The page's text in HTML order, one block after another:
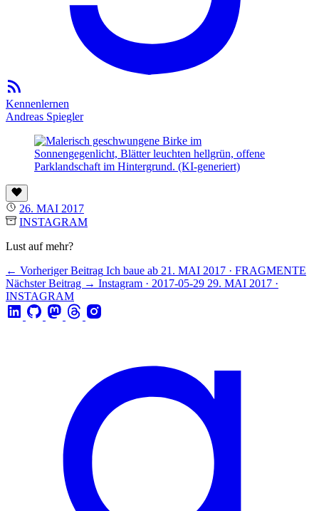
Kennenlernen
Andreas Spiegler
26. MAI 2017
INSTAGRAM
Lust auf mehr?
← Vorheriger Beitrag Ich baue ab 21. MAI 2017 · FRAGMENTE
Nächster Beitrag → Instagram · 2017-05-29 29. MAI 2017 ·
INSTAGRAM